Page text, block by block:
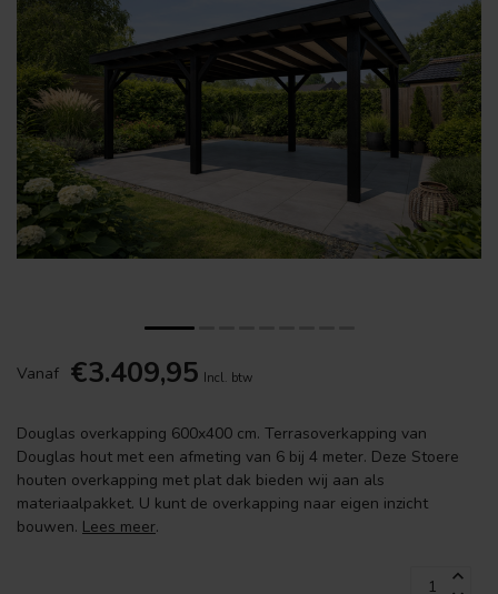
Vanaf €3.409,95 Incl. btw
Douglas overkapping 600x400 cm. Terrasoverkapping van
Douglas hout met een afmeting van 6 bij 4 meter. Deze Stoere
houten overkapping met plat dak bieden wij aan als
materiaalpakket. U kunt de overkapping naar eigen inzicht
bouwen. Lees meer.